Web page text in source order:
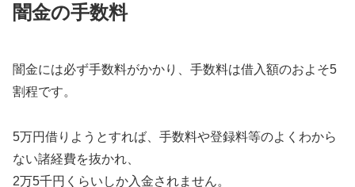
闇金の手数料
闇金には必ず手数料がかかり、手数料は借入額のおよそ5
割程です。
5万円借りようとすれば、手数料や登録料等のよくわから
ない諸経費を抜かれ、
2万5千円くらいしか入金されません。